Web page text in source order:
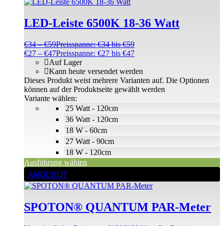
LED-Leiste 6500K 18-36 Watt
€34 –€59Preisspanne: €34 bis €59
€27 – €47Preisspanne: €27 bis €47
25 Watt - 120cm
36 Watt - 120cm
18 W - 60cm
27 Watt - 90cm
18 W - 120cm
Auf Lager
Kann heute versendet werden
Variante wählen:
Ausführung wählen
Dieses Produkt weist mehrere Varianten auf. Die Optionen
können auf der Produktseite gewählt werden
ANGEBOT
SPOTON® QUANTUM PAR-Meter